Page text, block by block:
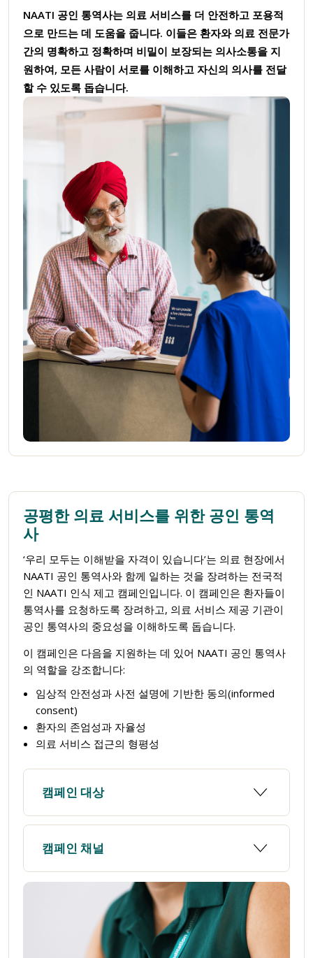
NAATI 공인 통역사는 의료 서비스를 더 안전하고 포용적
으로 만드는 데 도움을 줍니다. 이들은 환자와 의료 전문가
간의 명확하고 정확하며 비밀이 보장되는 의사소통을 지
원하여, 모든 사람이 서로를 이해하고 자신의 의사를 전달
할 수 있도록 돕습니다.
공평한 의료 서비스를 위한 공인 통역
사
‘우리 모두는 이해받을 자격이 있습니다’는 의료 현장에서
NAATI 공인 통역사와 함께 일하는 것을 장려하는 전국적
인 NAATI 인식 제고 캠페인입니다. 이 캠페인은 환자들이
통역사를 요청하도록 장려하고, 의료 서비스 제공 기관이
공인 통역사의 중요성을 이해하도록 돕습니다.
이 캠페인은 다음을 지원하는 데 있어 NAATI 공인 통역사
의 역할을 강조합니다:
임상적 안전성과 사전 설명에 기반한 동의(informed
consent)
환자의 존엄성과 자율성
의료 서비스 접근의 형평성
캠페인 대상
캠페인 채널